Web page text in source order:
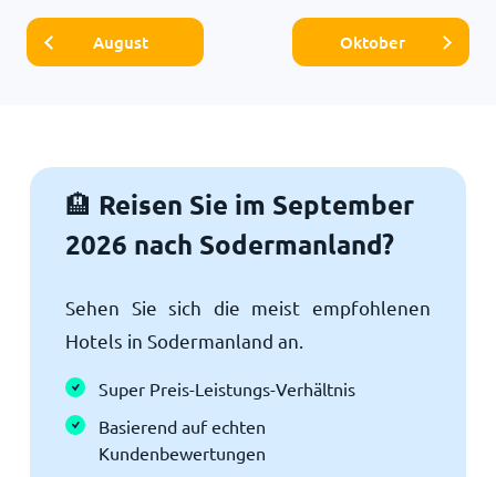
August Oktober
🏨 Reisen Sie im September
2026 nach Sodermanland?
Sehen Sie sich die meist empfohlenen
Hotels in Sodermanland an.
Super Preis-Leistungs-Verhältnis
Basierend auf echten
Kundenbewertungen